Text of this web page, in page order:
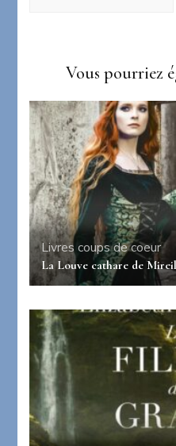
Vous pourriez
Livres coups de coeur
La Louve cathare de